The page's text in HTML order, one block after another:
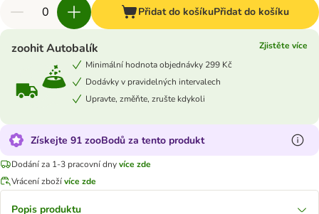
Přidat do košíkuPřidat do košíku
zoohit Autobalík
Zjistěte více
Minimální hodnota objednávky 299 Kč
Dodávky v pravidelných intervalech
Upravte, změňte, zrušte kdykoli
Získejte 91 zooBodů za tento produkt
Dodání za 1-3 pracovní dnyvíce zde
Vrácení zbožívíce zde
Popis produktu